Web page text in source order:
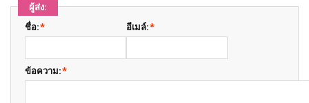
ผู้ส่ง:
*
ชื่อ: *
อีเมล์:
*
ข้อความ: